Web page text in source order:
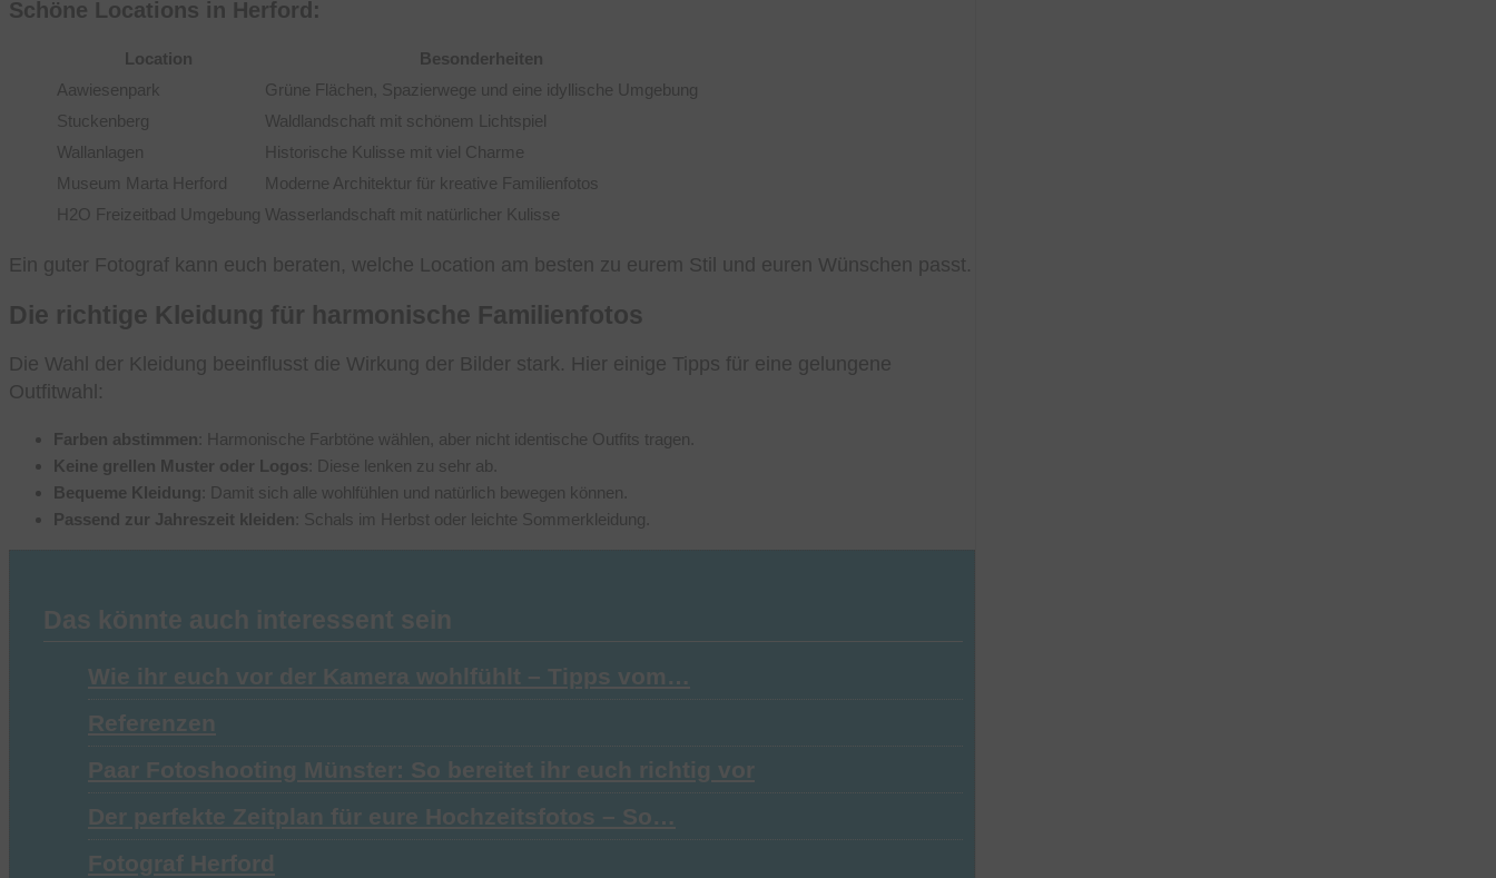
Schöne Locations in Herford:
Location
Besonderheiten
Aawiesenpark
Grüne Flächen, Spazierwege und eine idyllische Umgebung
Stuckenberg
Waldlandschaft mit schönem Lichtspiel
Wallanlagen
Historische Kulisse mit viel Charme
Museum Marta Herford
Moderne Architektur für kreative Familienfotos
H2O Freizeitbad Umgebung Wasserlandschaft mit natürlicher Kulisse
Ein guter Fotograf kann euch beraten, welche Location am besten zu eurem Stil und euren Wünschen passt.
Die richtige Kleidung für harmonische Familienfotos
Die Wahl der Kleidung beeinflusst die Wirkung der Bilder stark. Hier einige Tipps für eine gelungene
Outfitwahl:
Farben abstimmen : Harmonische Farbtöne wählen, aber nicht identische Outfits tragen.
Keine grellen Muster oder Logos : Diese lenken zu sehr ab.
Bequeme Kleidung : Damit sich alle wohlfühlen und natürlich bewegen können.
Passend zur Jahreszeit kleiden : Schals im Herbst oder leichte Sommerkleidung.
Das könnte auch interessent sein
Wie ihr euch vor der Kamera wohlfühlt – Tipps vom…
Referenzen
Paar Fotoshooting Münster: So bereitet ihr euch richtig vor
Der perfekte Zeitplan für eure Hochzeitsfotos – So…
Fotograf Herford